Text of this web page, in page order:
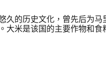
久的历史文化，曾先后为
米是该国的主要作物和